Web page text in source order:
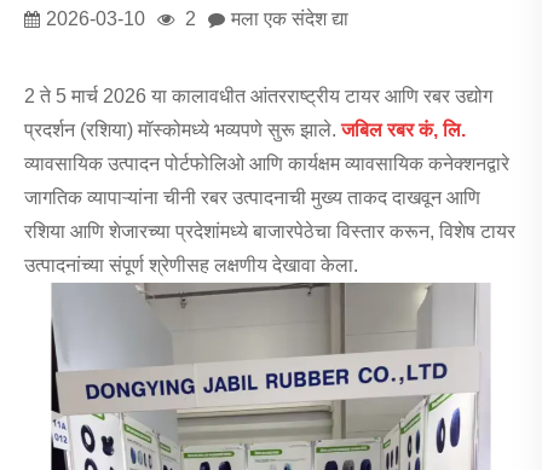
2026-03-10 2 मला एक संदेश द्या
2 ते 5 मार्च 2026 या कालावधीत आंतरराष्ट्रीय टायर आणि रबर उद्योग
प्रदर्शन (रशिया) मॉस्कोमध्ये भव्यपणे सुरू झाले. जबिल रबर कं, लि.
व्यावसायिक उत्पादन पोर्टफोलिओ आणि कार्यक्षम व्यावसायिक कनेक्शनद्वारे
जागतिक व्यापाऱ्यांना चीनी रबर उत्पादनाची मुख्य ताकद दाखवून आणि
रशिया आणि शेजारच्या प्रदेशांमध्ये बाजारपेठेचा विस्तार करून, विशेष टायर
उत्पादनांच्या संपूर्ण श्रेणीसह लक्षणीय देखावा केला.